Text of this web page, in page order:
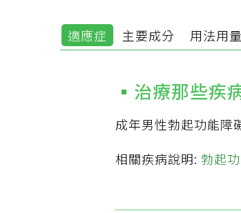
適應症 主要成分 用法用量
治療那些疾
成年男性勃起功能障
相關疾病說明: 勃起